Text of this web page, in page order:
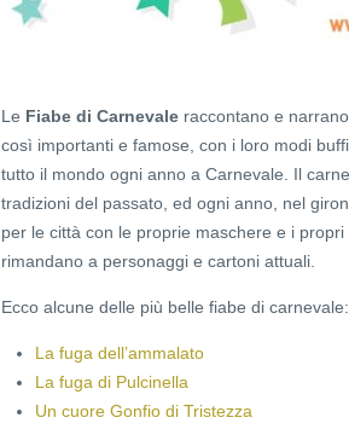
Le Fiabe di Carnevale raccontano e
così importanti e famose, con i loro modi
tutto il mondo ogni anno a Carnevale. Il
tradizioni del passato, ed ogni anno, nel
per le città con le proprie maschere e i
rimandano a personaggi e cartoni attuali.
Ecco alcune delle più belle fiabe di carnevale:
La fuga dell’ammalato
La fuga di Pulcinella
Un cuore Gonfio di Tristezza